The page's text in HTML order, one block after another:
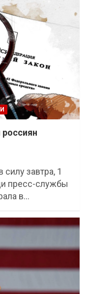
завтра, 1
пресс-службы
в…